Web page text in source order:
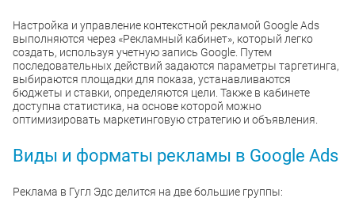
Настройка и управление контекстной рекламой Google Ads
выполняются через «Рекламный кабинет», который легко
создать, используя учетную запись Google. Путем
последовательных действий задаются параметры таргетинга,
выбираются площадки для показа, устанавливаются
бюджеты и ставки, определяются цели. Также в кабинете
доступна статистика, на основе которой можно
оптимизировать маркетинговую стратегию и объявления.
Виды и форматы рекламы в Google Ads
Реклама в Гугл Эдс делится на две большие группы: